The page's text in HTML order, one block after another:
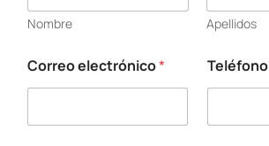
c
r
b
a
E
t
Nombre Apellidos
Correo electrónico* Teléfono